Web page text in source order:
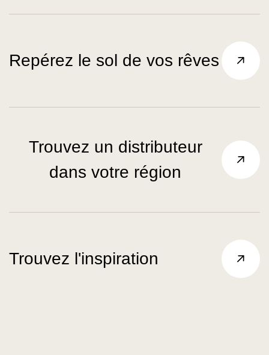
Repérez le sol de vos rêves
Trouvez un distributeur
dans votre région
Trouvez l'inspiration